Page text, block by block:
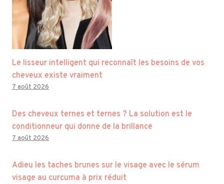
Le lisseur intelligent qui reconnaît les besoins de vos
cheveux existe vraiment
7 août 2026
Des cheveux ternes et ternes ? La solution est le
conditionneur qui donne de la brillance
7 août 2026
Adieu les taches brunes sur le visage avec le sérum
visage au curcuma à prix réduit